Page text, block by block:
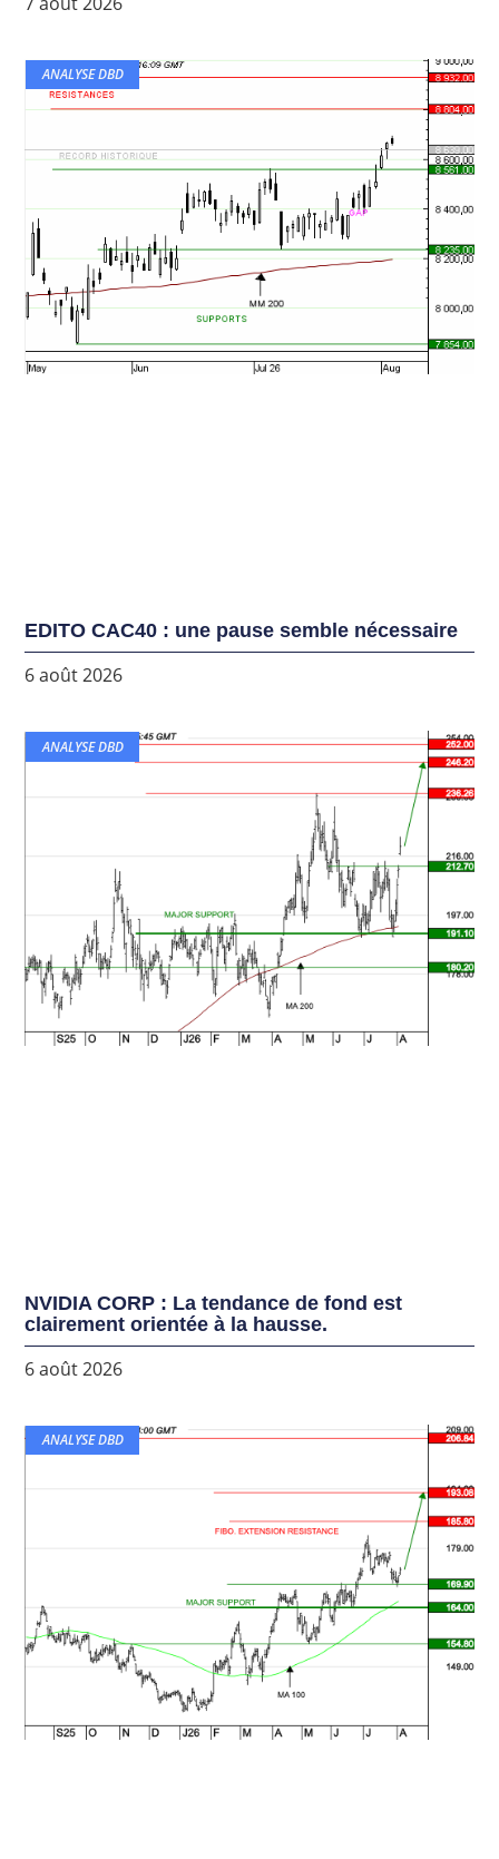
ANALYSE DBD
EDITO CAC40 : une pause semble nécessaire
6 août 2026
ANALYSE DBD
NVIDIA CORP : La tendance de fond est
clairement orientée à la hausse.
6 août 2026
ANALYSE DBD